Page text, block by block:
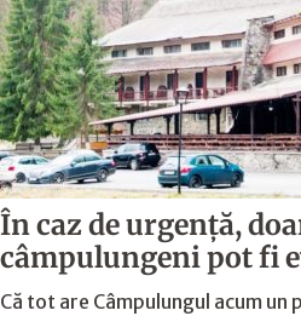
În caz de urgență,
câmpulungeni pot fi
Că tot are Câmpulungul acum un